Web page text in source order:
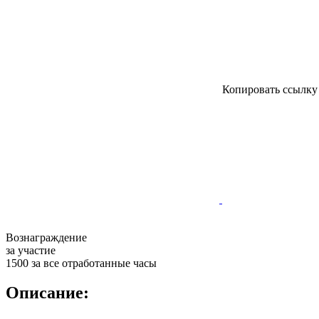
Копировать ссылку
Вознаграждение
за участие
1500 за все отработанные часы
Описание: